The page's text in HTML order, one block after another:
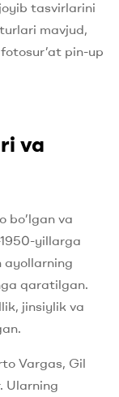
tasvirlarini
mavjud,
pin-up
va
bo’lgan va
yillarga
ayollarning
qaratilgan.
jinsiylik va
Vargas, Gil
Ularning